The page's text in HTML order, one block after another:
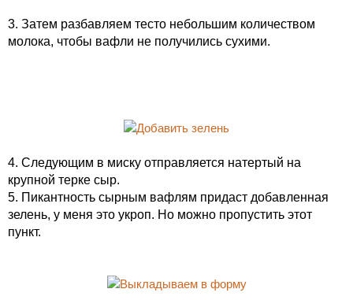
3. Затем разбавляем тесто небольшим количеством
молока, чтобы вафли не получились сухими.
4. Следующим в миску отправляется натертый на
крупной терке сыр.
5. Пикантность сырным вафлям придаст добавленная
зелень, у меня это укроп. Но можно пропустить этот
пункт.